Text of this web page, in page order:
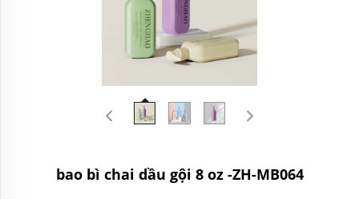
bao bì chai dầu gội 8 oz -ZH-MB064